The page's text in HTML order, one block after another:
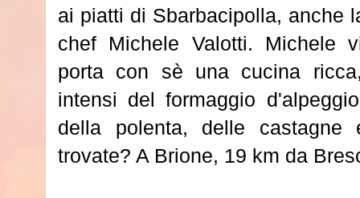
ai piatti di Sbarbacipolla, anche
chef Michele Valotti. Michele
porta con sè una cucina
intensi del formaggio
della polenta, delle
trovate? A Brione, 19 km da